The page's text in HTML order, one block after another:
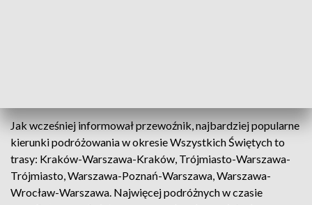
Jak wcześniej informował przewoźnik, najbardziej popularne
kierunki podróżowania w okresie Wszystkich Świętych to
trasy: Kraków-Warszawa-Kraków, Trójmiasto-Warszawa-
Trójmiasto, Warszawa-Poznań-Warszawa, Warszawa-
Wrocław-Warszawa. Najwięcej podróżnych w czasie